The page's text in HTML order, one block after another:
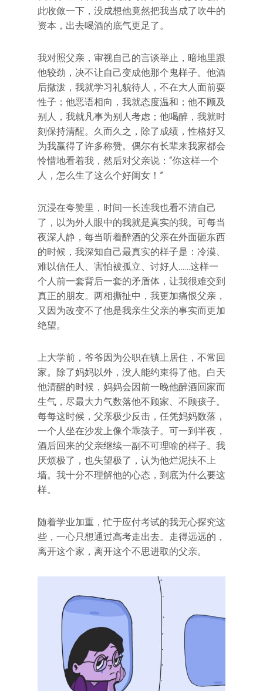
此收敛一下，没成想他竟然把我当成了吹牛的
资本，出去喝酒的底气更足了。
我对照父亲，审视自己的言谈举止，暗地里跟
他较劲，决不让自己变成他那个鬼样子。他酒
后撒泼，我就学习礼貌待人，不在大人面前耍
性子；他恶语相向，我就态度温和；他不顾及
别人，我就凡事为别人考虑；他喝醉，我就时
刻保持清醒。久而久之，除了成绩，性格好又
为我赢得了许多称赞。偶尔有长辈来我家都会
怜惜地看着我，然后对父亲说：“你这样一个
人，怎么生了这么个好闺女！”
沉浸在夸赞里，时间一长连我也看不清自己
了，以为外人眼中的我就是真实的我。可每当
夜深人静，每当听着醉酒的父亲在外面砸东西
的时候，我深知自己最真实的样子是：冷漠、
难以信任人、害怕被孤立、讨好人……这样一
个人前一套背后一套的矛盾体，让我很难交到
真正的朋友。两相撕扯中，我更加痛恨父亲，
又因为改变不了他是我亲生父亲的事实而更加
绝望。
上大学前，爷爷因为公职在镇上居住，不常回
家。除了妈妈以外，没人能约束得了他。白天
他清醒的时候，妈妈会因前一晚他醉酒回家而
生气，尽最大力气数落他不顾家、不顾孩子。
每每这时候，父亲极少反击，任凭妈妈数落，
一个人坐在沙发上像个乖孩子。可一到半夜，
酒后回来的父亲继续一副不可理喻的样子。我
厌烦极了，也失望极了，认为他烂泥扶不上
墙。我十分不理解他的心态，到底为什么要这
样。
随着学业加重，忙于应付考试的我无心探究这
些，一心只想通过高考走出去。走得远远的，
离开这个家，离开这个不思进取的父亲。